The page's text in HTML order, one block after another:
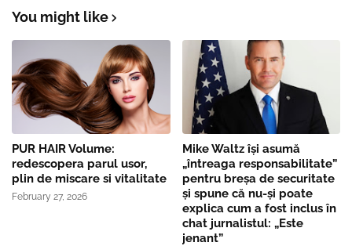
You might like
PUR HAIR Volume:
redescopera parul usor,
plin de miscare si vitalitate
February 27, 2026
Mike Waltz îşi asumă
„întreaga responsabilitate”
pentru breşa de securitate
și spune că nu-și poate
explica cum a fost inclus în
chat jurnalistul: „Este
jenant”